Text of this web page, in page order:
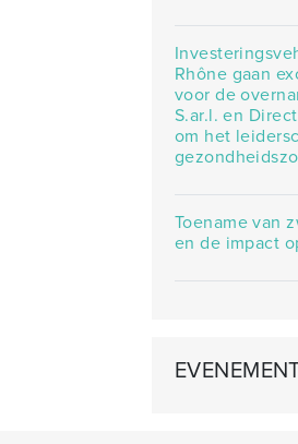
Rhône gaan
voor de
S.ar.l. en
om het
Toename van
en de impact